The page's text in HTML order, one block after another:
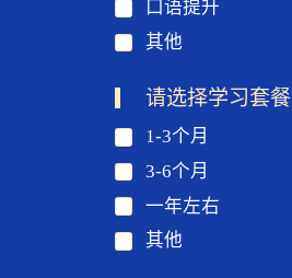
口语提升
其他
请选择学习套餐
1-3个月
3-6个月
一年左右
其他